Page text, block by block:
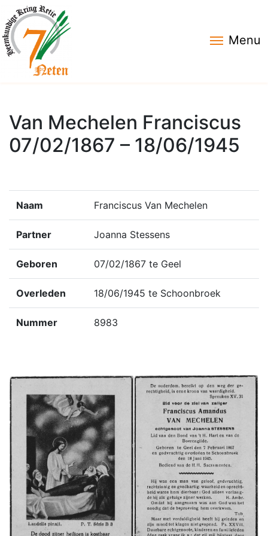
Menu
Van Mechelen Franciscus
07/02/1867 – 18/06/1945
Naam Franciscus Van Mechelen
Partner Joanna Stessens
Geboren 07/02/1867 te Geel
Overleden 18/06/1945 te Schoonbroek
Nummer 8983